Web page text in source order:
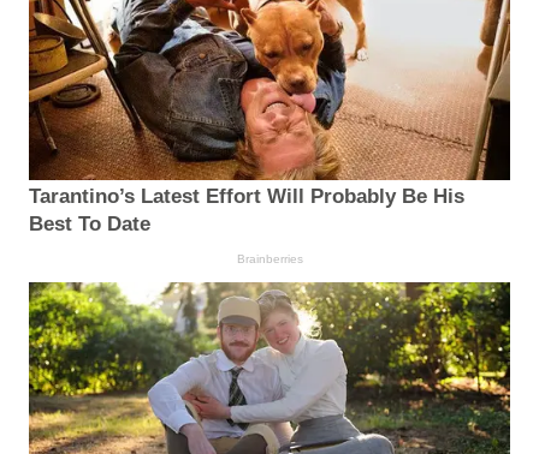
Tarantino’s Latest Effort Will Probably Be His
Best To Date
Brainberries